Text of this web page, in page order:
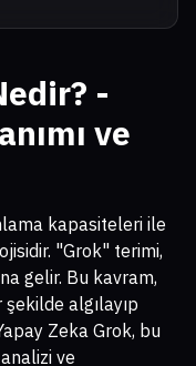
-
ve
kapasiteleri ile
"Grok" terimi,
gelir. Bu kavram,
algılayıp
Zeka Grok, bu
ve